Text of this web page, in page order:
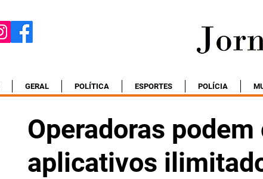
GERAL POLÍTICA ESPORTES POLÍCIA
Operadoras
aplicativos